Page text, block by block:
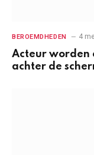
BEROEMDHEDEN 4
Acteur worden
achter de